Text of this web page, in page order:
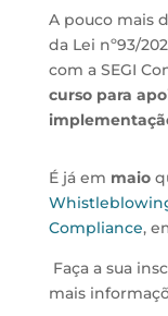
A pouco mais
da Lei nº93/
com a SEGI
curso para
É já em maio
Compliance,
Faça a sua
mais